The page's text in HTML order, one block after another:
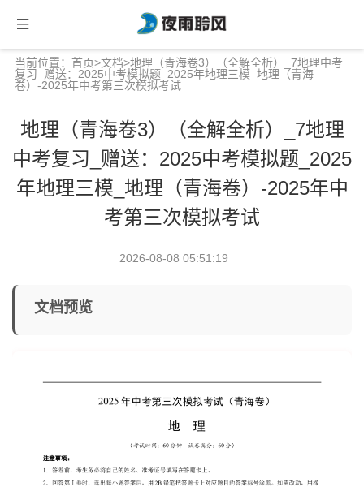
当前位置： 首页>文档>地理（青海卷3）（全解全析）_7地理中考
复习_赠送：2025中考模拟题_2025年地理三模_地理（青海
卷）-2025年中考第三次模拟考试
地理（青海卷3）（全解全析）_7地理
中考复习_赠送：2025中考模拟题_2025
年地理三模_地理（青海卷）-2025年中
考第三次模拟考试
2026-08-08 05:51:19
文档预览